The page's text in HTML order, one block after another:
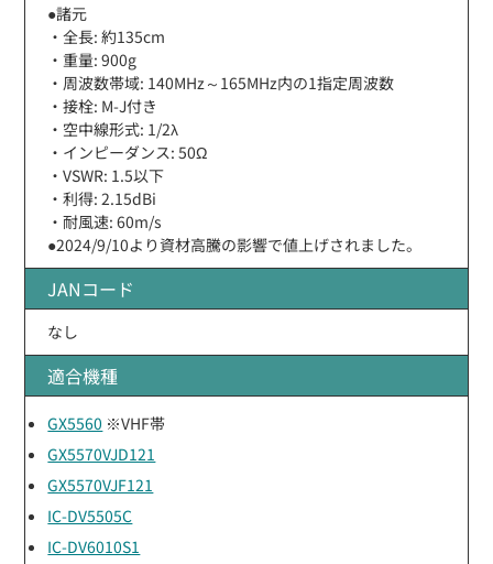
●諸元
・全長: 約135cm
・重量: 900g
・周波数帯域: 140MHz～165MHz内の1指定周波数
・接栓: M-J付き
・空中線形式: 1/2λ
・インピーダンス: 50Ω
・VSWR: 1.5以下
・利得: 2.15dBi
・耐風速: 60m/s
●2024/9/10より資材高騰の影響で値上げされました。
JANコード
なし
適合機種
GX5560 ※VHF帯
GX5570VJD121
GX5570VJF121
IC-DV5505C
IC-DV6010S1